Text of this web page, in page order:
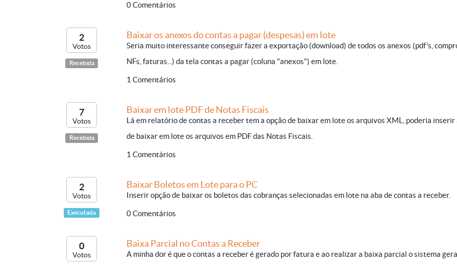
0 Comentários
2
Votos
Recebida
Baixar os anexos do contas a pagar (despesas) em lote
Seria muito interessante conseguir fazer a exportação (download) de todos os anexos (pdf's,
NFs, faturas...) da tela contas a pagar (coluna "anexos") em lote.
1 Comentários
7
Votos
Recebida
Baixar em lote PDF de Notas Fiscais
Lá em relatório de contas a receber tem a opção de baixar em lote os arquivos XML, poderia inserir
de baixar em lote os arquivos em PDF das Notas Fiscais.
1 Comentários
2
Votos
Executada
Baixar Boletos em Lote para o PC
Inserir opção de baixar os boletos das cobranças selecionadas em lote na aba de contas a receber.
0 Comentários
0
Votos
Baixa Parcial no Contas a Receber
A minha dor é que o contas a receber é gerado por fatura e ao realizar a baixa parcial o sistema